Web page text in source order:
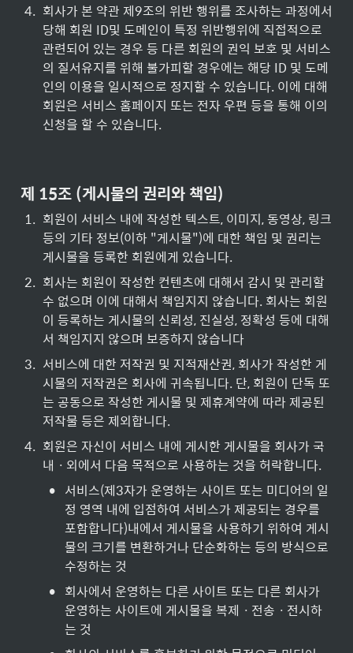
4. 회사가 본 약관 제9조의 위반 행위를 조사하는 과정에서
당해 회원 ID및 도메인이 특정 위반행위에 직접적으로
관련되어 있는 경우 등 다른 회원의 권익 보호 및 서비스
의 질서유지를 위해 불가피할 경우에는 해당 ID 및 도메
인의 이용을 일시적으로 정지할 수 있습니다. 이에 대해
회원은 서비스 홈페이지 또는 전자 우편 등을 통해 이의
신청을 할 수 있습니다.
제 15조 (게시물의 권리와 책임)
1. 회원이 서비스 내에 작성한 텍스트, 이미지, 동영상, 링크
등의 기타 정보(이하 "게시물")에 대한 책임 및 권리는
게시물을 등록한 회원에게 있습니다.
2. 회사는 회원이 작성한 컨텐츠에 대해서 감시 및 관리할
수 없으며 이에 대해서 책임지지 않습니다. 회사는 회원
이 등록하는 게시물의 신뢰성, 진실성, 정확성 등에 대해
서 책임지지 않으며 보증하지 않습니다
3. 서비스에 대한 저작권 및 지적재산권, 회사가 작성한 게
시물의 저작권은 회사에 귀속됩니다. 단, 회원이 단독 또
는 공동으로 작성한 게시물 및 제휴계약에 따라 제공된
저작물 등은 제외합니다.
4. 회원은 자신이 서비스 내에 게시한 게시물을 회사가 국
내ㆍ외에서 다음 목적으로 사용하는 것을 허락합니다.
• 서비스(제3자가 운영하는 사이트 또는 미디어의 일
정 영역 내에 입점하여 서비스가 제공되는 경우를
포함합니다)내에서 게시물을 사용하기 위하여 게시
물의 크기를 변환하거나 단순화하는 등의 방식으로
수정하는 것
• 회사에서 운영하는 다른 사이트 또는 다른 회사가
운영하는 사이트에 게시물을 복제ㆍ전송ㆍ전시하
는 것